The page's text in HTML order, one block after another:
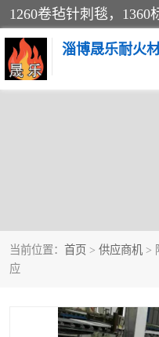
淄博晟乐耐火
当前位置： 首页 > 供应商机 >
应
硅酸铝散棉
硅酸铝纤维毡